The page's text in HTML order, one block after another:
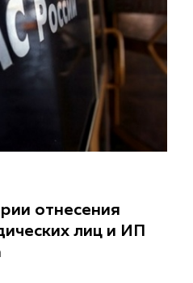
отнесения
лиц и ИП